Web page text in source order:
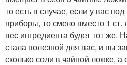
то есть в случае, если у вас
приборы, то смело вместо 1 ст.
вес ингредиента будет тот же.
стала полезной для вас, и вы
сколько соли в чайной ложке, а